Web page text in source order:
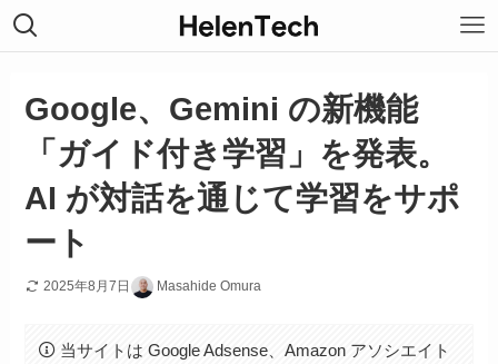
Google、Gemini の新機能
「ガイド付き学習」を発表。
AI が対話を通じて学習をサポ
ート
2025年8月7日 Masahide Omura
当サイトは Google Adsense、Amazon アソシエイト